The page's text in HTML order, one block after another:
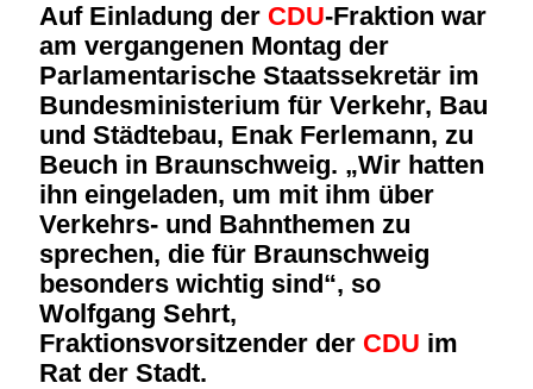
Auf Einladung der CDU-Fraktion war
am vergangenen Montag der
Parlamentarische Staatssekretär im
Bundesministerium für Verkehr, Bau
und Städtebau, Enak Ferlemann, zu
Beuch in Braunschweig. „Wir hatten
ihn eingeladen, um mit ihm über
Verkehrs- und Bahnthemen zu
sprechen, die für Braunschweig
besonders wichtig sind“, so
Wolfgang Sehrt,
Fraktionsvorsitzender der CDU im
Rat der Stadt.